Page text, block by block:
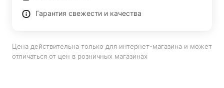
Гарантия свежести и качества
Цена действительна только для интернет-магазина и может
отличаться от цен в розничных магазинах